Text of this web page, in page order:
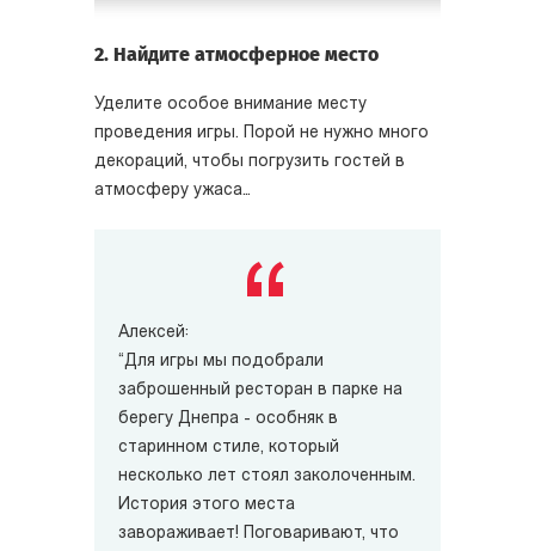
2. Найдите атмосферное место
Уделите особое внимание месту
проведения игры. Порой не нужно много
декораций, чтобы погрузить гостей в
атмосферу ужаса…
Алексей:
“Для игры мы подобрали
заброшенный ресторан в парке на
берегу Днепра - особняк в
старинном стиле, который
несколько лет стоял заколоченным.
История этого места
завораживает! Поговаривают, что